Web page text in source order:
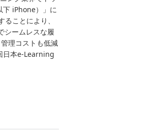
下 iPhone）」に
ことにより、
シームレスな履
理コストも低減
日本e-Learning